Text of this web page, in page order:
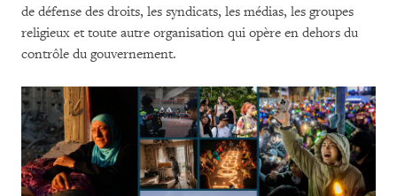
de défense des droits, les syndicats, les médias, les groupes
religieux et toute autre organisation qui opère en dehors du
contrôle du gouvernement.